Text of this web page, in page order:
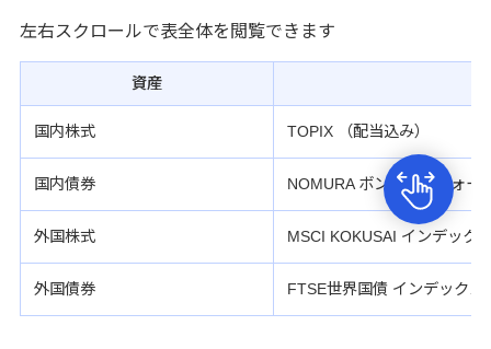
左右スクロールで表全体を閲覧できます
資産
国内株式 TOPIX （配当込み）
国内債券 NOMURA ボンド・パフォー
外国株式 MSCI KOKUSAI インデック
外国債券 FTSE世界国債 インデックス